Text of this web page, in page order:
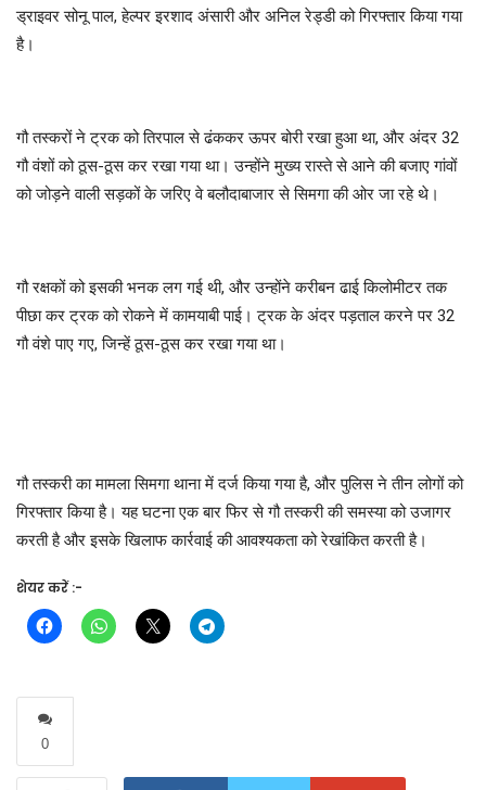
ड्राइवर सोनू पाल, हेल्पर इरशाद अंसारी और अनिल रेड्डी को गिरफ्तार किया गया
है।
गौ तस्करों ने ट्रक को तिरपाल से ढंककर ऊपर बोरी रखा हुआ था, और अंदर 32
गौ वंशों को ठूस-ठूस कर रखा गया था। उन्होंने मुख्य रास्ते से आने की बजाए गांवों
को जोड़ने वाली सड़कों के जरिए वे बलौदाबाजार से सिमगा की ओर जा रहे थे।
गौ रक्षकों को इसकी भनक लग गई थी, और उन्होंने करीबन ढाई किलोमीटर तक
पीछा कर ट्रक को रोकने में कामयाबी पाई। ट्रक के अंदर पड़ताल करने पर 32
गौ वंशे पाए गए, जिन्हें ठूस-ठूस कर रखा गया था।
गौ तस्करी का मामला सिमगा थाना में दर्ज किया गया है, और पुलिस ने तीन लोगों को
गिरफ्तार किया है। यह घटना एक बार फिर से गौ तस्करी की समस्या को उजागर
करती है और इसके खिलाफ कार्रवाई की आवश्यकता को रेखांकित करती है।
शेयर करें :-
0